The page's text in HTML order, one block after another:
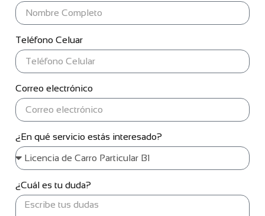
Teléfono Celuar
Correo electrónico
¿En qué servicio estás interesado?
¿Cuál es tu duda?